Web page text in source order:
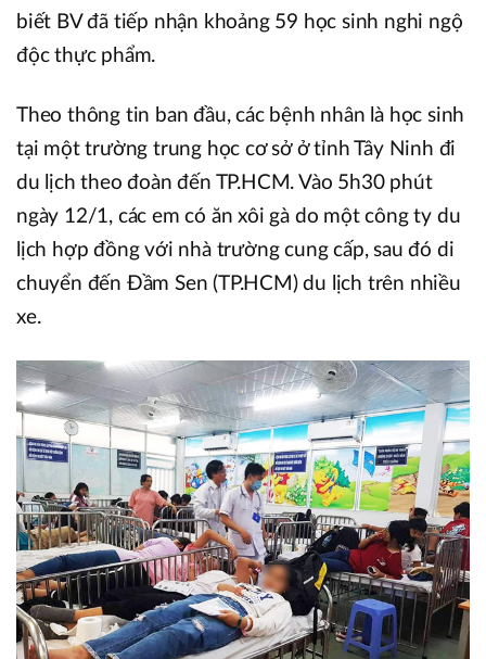
biết BV đã tiếp nhận khoảng 59 học sinh nghi ngộ
độc thực phẩm.
Theo thông tin ban đầu, các bệnh nhân là học sinh
tại một trường trung học cơ sở ở tỉnh Tây Ninh đi
du lịch theo đoàn đến TP.HCM. Vào 5h30 phút
ngày 12/1, các em có ăn xôi gà do một công ty du
lịch hợp đồng với nhà trường cung cấp, sau đó di
chuyển đến Đầm Sen (TP.HCM) du lịch trên nhiều
xe.